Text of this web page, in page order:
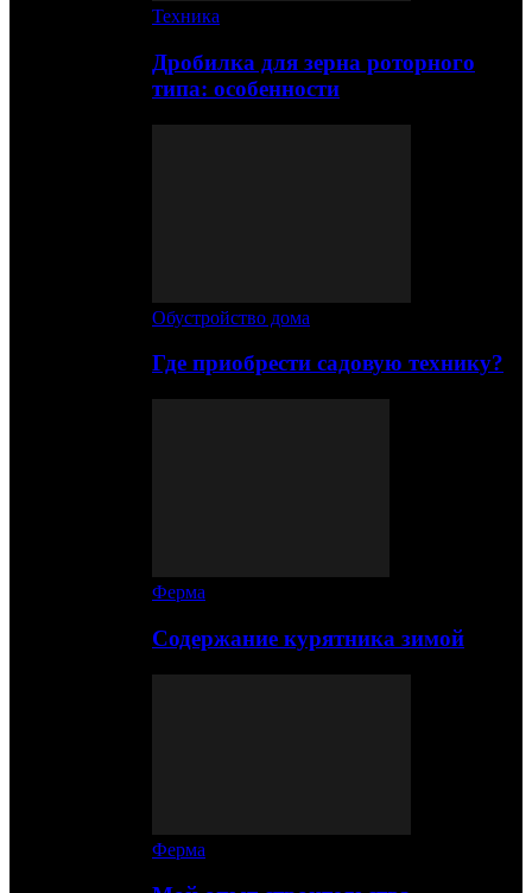
Техника
Дробилка для зерна роторного
типа: особенности
Обустройство дома
Где приобрести садовую технику?
Ферма
Содержание курятника зимой
Ферма